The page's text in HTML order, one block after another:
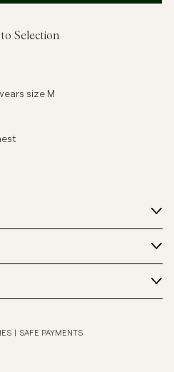
Add to Selection
size M
SAFE PAYMENTS